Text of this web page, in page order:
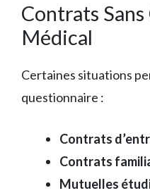
Contrats
Médical
Certaines situations
questionnaire :
Contrats
Contrats
Mutuelles